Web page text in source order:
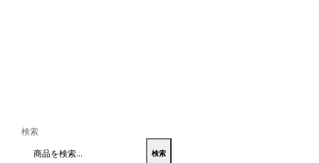
検索
検索